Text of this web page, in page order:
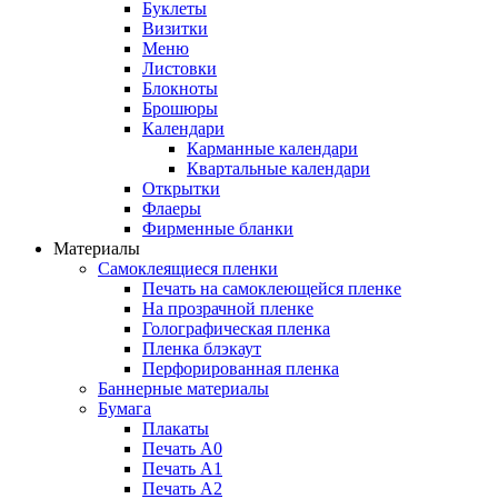
Буклеты
Визитки
Меню
Листовки
Блокноты
Брошюры
Календари
Карманные календари
Квартальные календари
Открытки
Флаеры
Фирменные бланки
Материалы
Самоклеящиеся пленки
Печать на самоклеющейся пленке
На прозрачной пленке
Голографическая пленка
Пленка блэкаут
Перфорированная пленка
Баннерные материалы
Бумага
Плакаты
Печать А0
Печать А1
Печать А2